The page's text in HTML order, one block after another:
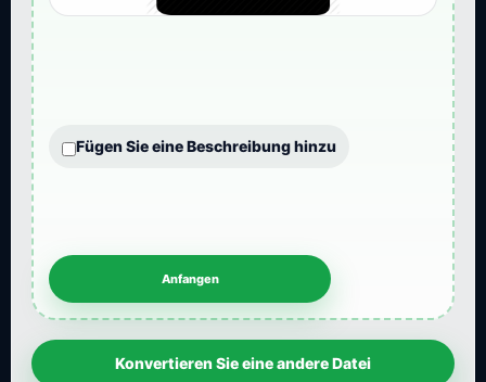
Fügen Sie eine Beschreibung hinzu
Konvertieren Sie eine andere Datei